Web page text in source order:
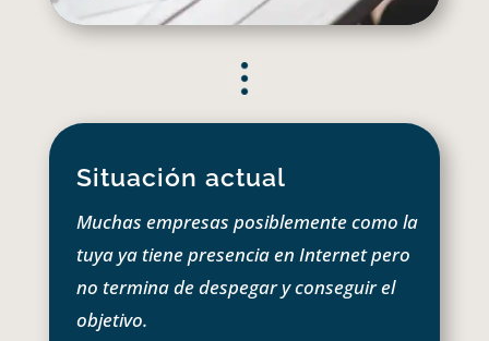
Situación actual
Muchas empresas posiblemente como la
tuya ya tiene presencia en Internet pero
no termina de despegar y conseguir el
objetivo.